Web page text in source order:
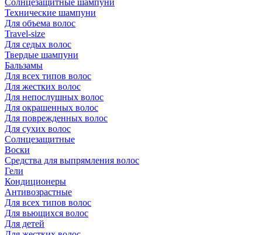
Солнцезащитные шампуни
Технические шампуни
Для объема волос
Travel-size
Для седых волос
Твердые шампуни
Бальзамы
Для всех типов волос
Для жестких волос
Для непослушных волос
Для окрашенных волос
Для поврежденных волос
Для сухих волос
Солнцезащитные
Воски
Средства для выпрямления волос
Гели
Кондиционеры
Антивозрастные
Для всех типов волос
Для вьющихся волос
Для детей